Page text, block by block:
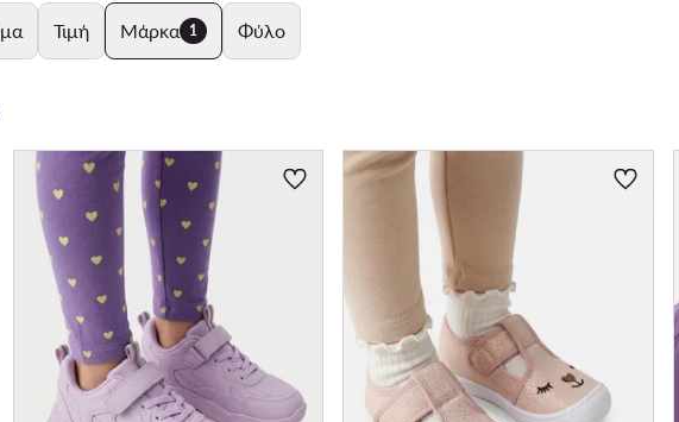
Τιμή Μάρκα 1 Φύλο